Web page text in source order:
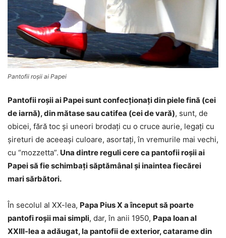
Pantofii roșii ai Papei
Pantofii roşii ai Papei sunt confecţionaţi din piele fină (cei
de iarnă), din mătase sau catifea (cei de vară), sunt, de
obicei, fără toc și uneori brodați cu o cruce aurie, legaţi cu
şireturi de aceeaşi culoare, asortaţi, în vremurile mai vechi,
cu “mozzetta”. Una dintre reguli cere ca pantofii roşii ai
Papei să fie schimbaţi săptămânal şi inaintea fiecărei
mari sărbători.
În secolul al XX-lea, Papa Pius X a început să poarte
pantofi roșii mai simpli, dar, în anii 1950, Papa Ioan al
XXIII-lea a adăugat, la pantofii de exterior, catarame din